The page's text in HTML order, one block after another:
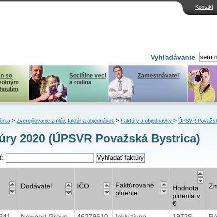
Kontakt
Vyhľadávanie
so
Sociálne veci
a rodina
Zamestnávateľ
> Zverejňovanie zmlúv, faktúr a objednávok> Faktúry a objednávky > ÚPSVR
2020 (ÚPSVR Považská Bystrica)
Dodávateľ IČO
Faktúrované
plnenie
Hodnota
plnenia v
€